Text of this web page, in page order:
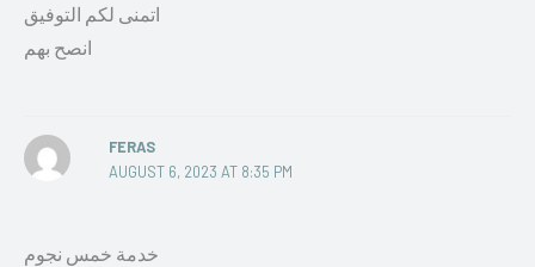
اتمنى لكم التوفيق
انصح بهم
FERAS
AUGUST 6, 2023 AT 8:35 PM
خدمة خمس نجوم